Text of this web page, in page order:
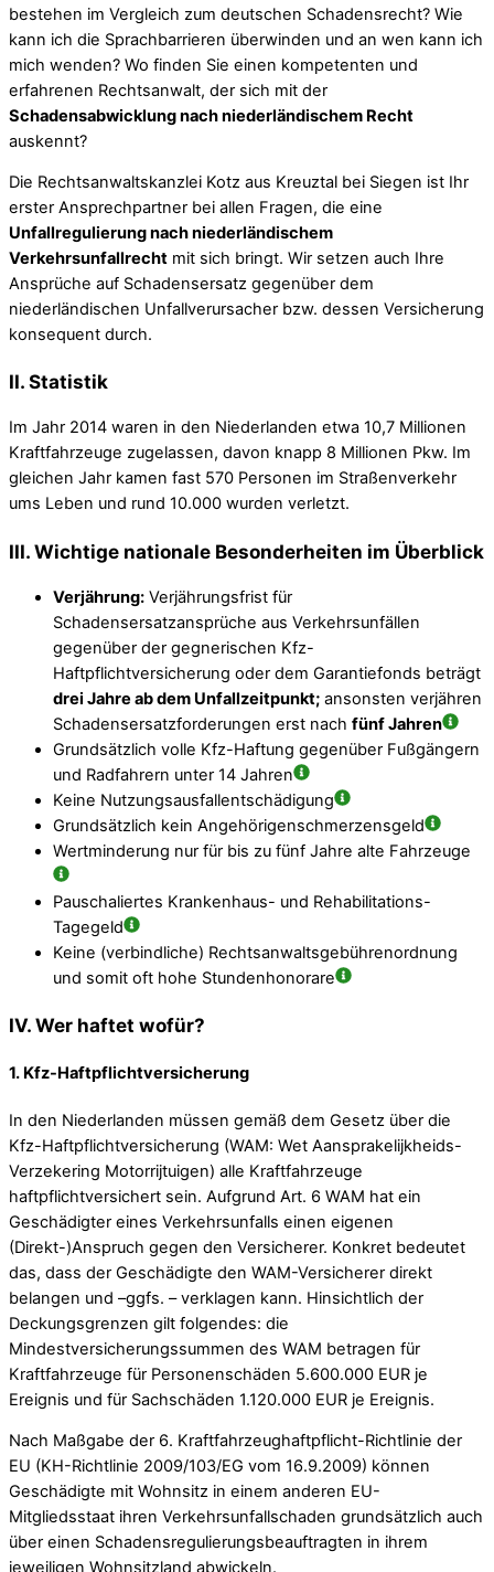
bestehen im Vergleich zum deutschen Schadensrecht? Wie
kann ich die Sprachbarrieren überwinden und an wen kann ich
mich wenden? Wo finden Sie einen kompetenten und
erfahrenen Rechtsanwalt, der sich mit der
Schadensabwicklung nach niederländischem Recht
auskennt?
Die Rechtsanwaltskanzlei Kotz aus Kreuztal bei Siegen ist Ihr
erster Ansprechpartner bei allen Fragen, die eine
Unfallregulierung nach niederländischem
Verkehrsunfallrecht mit sich bringt. Wir setzen auch Ihre
Ansprüche auf Schadensersatz gegenüber dem
niederländischen Unfallverursacher bzw. dessen Versicherung
konsequent durch.
II. Statistik
Im Jahr 2014 waren in den Niederlanden etwa 10,7 Millionen
Kraftfahrzeuge zugelassen, davon knapp 8 Millionen Pkw. Im
gleichen Jahr kamen fast 570 Personen im Straßenverkehr
ums Leben und rund 10.000 wurden verletzt.
III. Wichtige nationale Besonderheiten im Überblick
Verjährung: Verjährungsfrist für
Schadensersatzansprüche aus Verkehrsunfällen
gegenüber der gegnerischen Kfz-
Haftpflichtversicherung oder dem Garantiefonds beträgt
drei Jahre ab dem Unfallzeitpunkt; ansonsten verjähren
Schadensersatzforderungen erst nach fünf Jahren
Grundsätzlich volle Kfz-Haftung gegenüber Fußgängern
und Radfahrern unter 14 Jahren
Keine Nutzungsausfallentschädigung
Grundsätzlich kein Angehörigenschmerzensgeld
Wertminderung nur für bis zu fünf Jahre alte Fahrzeuge
Pauschaliertes Krankenhaus- und Rehabilitations-
Tagegeld
Keine (verbindliche) Rechtsanwaltsgebührenordnung
und somit oft hohe Stundenhonorare
IV. Wer haftet wofür?
1. Kfz-Haftpflichtversicherung
In den Niederlanden müssen gemäß dem Gesetz über die
Kfz-Haftpflichtversicherung (WAM: Wet Aansprakelijkheids-
Verzekering Motorrijtuigen) alle Kraftfahrzeuge
haftpflichtversichert sein. Aufgrund Art. 6 WAM hat ein
Geschädigter eines Verkehrsunfalls einen eigenen
(Direkt-)Anspruch gegen den Versicherer. Konkret bedeutet
das, dass der Geschädigte den WAM-Versicherer direkt
belangen und –ggfs. – verklagen kann. Hinsichtlich der
Deckungsgrenzen gilt folgendes: die
Mindestversicherungssummen des WAM betragen für
Kraftfahrzeuge für Personenschäden 5.600.000 EUR je
Ereignis und für Sachschäden 1.120.000 EUR je Ereignis.
Nach Maßgabe der 6. Kraftfahrzeughaftpflicht-Richtlinie der
EU (KH-Richtlinie 2009/103/EG vom 16.9.2009) können
Geschädigte mit Wohnsitz in einem anderen EU-
Mitgliedsstaat ihren Verkehrsunfallschaden grundsätzlich auch
über einen Schadensregulierungsbeauftragten in ihrem
jeweiligen Wohnsitzland abwickeln.